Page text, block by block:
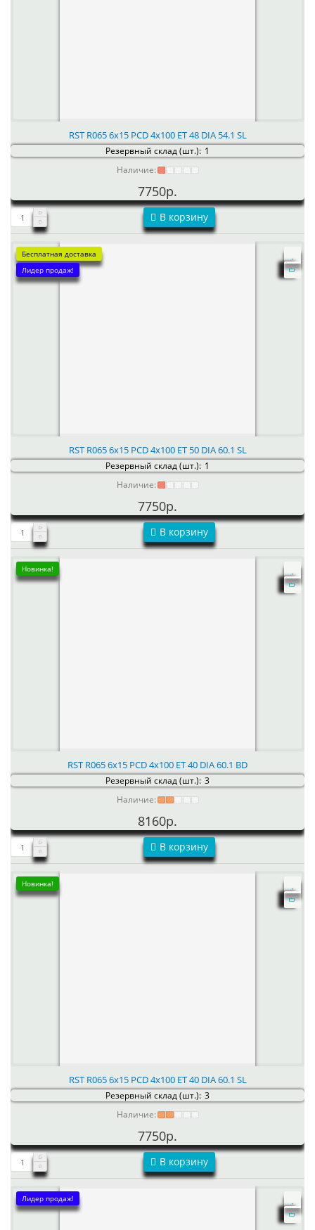
RST R065 6x15 PCD 4x100 ET 48 DIA 54.1 SL
Резервный склад (шт.): 1
Наличие:
7750р.
В корзину
Бесплатная доставка
Лидер продаж!
RST R065 6x15 PCD 4x100 ET 50 DIA 60.1 SL
Резервный склад (шт.): 1
Наличие:
7750р.
В корзину
Новинка!
RST R065 6x15 PCD 4x100 ET 40 DIA 60.1 BD
Резервный склад (шт.): 3
Наличие:
8160р.
В корзину
Новинка!
RST R065 6x15 PCD 4x100 ET 40 DIA 60.1 SL
Резервный склад (шт.): 3
Наличие:
7750р.
В корзину
Лидер продаж!